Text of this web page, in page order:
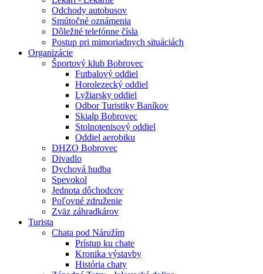
Odchody autobusov
Smútočné oznámenia
Dôležité telefónne čísla
Postup pri mimoriadnych situáciách
Organizácie
Športový klub Bobrovec
Futbalový oddiel
Horolezecký oddiel
Lyžiarsky oddiel
Odbor Turistiky Baníkov
Skialp Bobrovec
Stolnotenisový oddiel
Oddiel aerobiku
DHZO Bobrovec
Divadlo
Dychová hudba
Spevokol
Jednota dôchodcov
Poľovné združenie
Zväz záhradkárov
Turista
Chata pod Náružím
Prístup ku chate
Kronika výstavby
História chaty